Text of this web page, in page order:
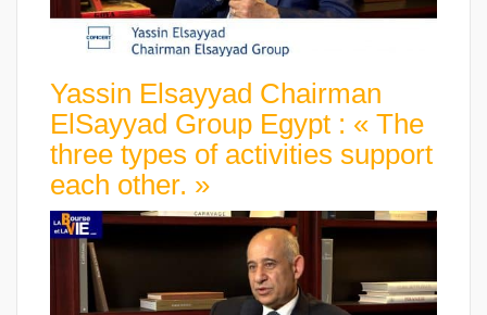
Yassin Elsayyad Chairman
ElSayyad Group Egypt : « The
three types of activities support
each other. »